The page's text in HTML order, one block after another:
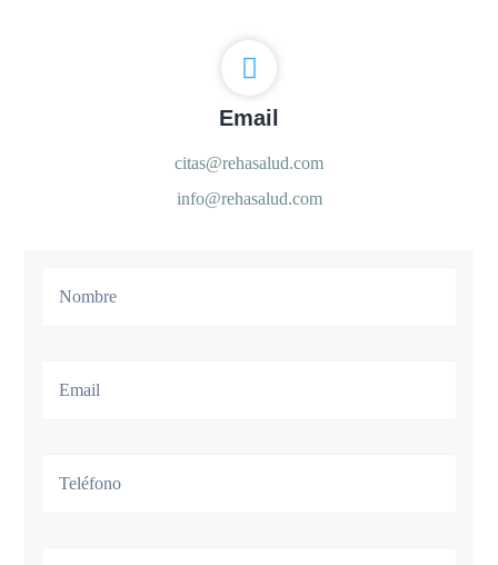
Email
citas@rehasalud.com
info@rehasalud.com